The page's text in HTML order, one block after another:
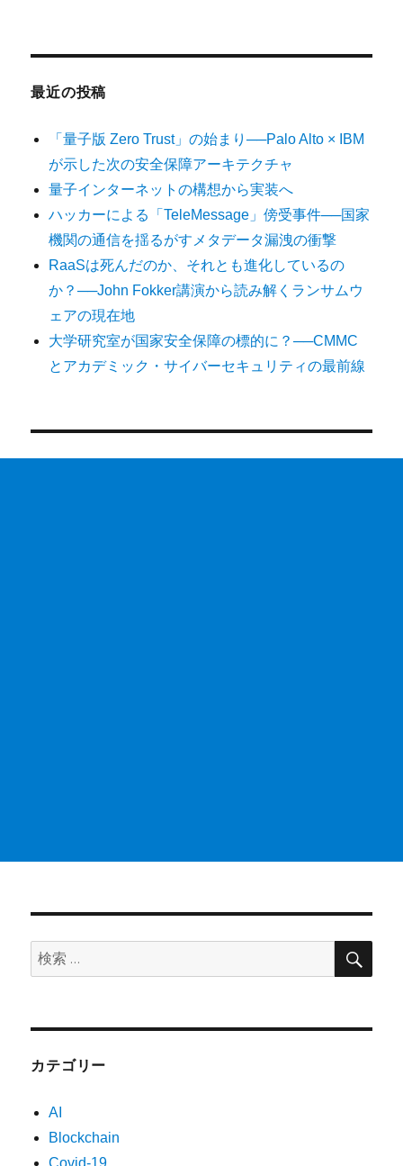
最近の投稿
「量子版 Zero Trust」の始まり──Palo Alto × IBM
が示した次の安全保障アーキテクチャ
量子インターネットの構想から実装へ
ハッカーによる「TeleMessage」傍受事件──国家
機関の通信を揺るがすメタデータ漏洩の衝撃
RaaSは死んだのか、それとも進化しているの
か？──John Fokker講演から読み解くランサムウ
ェアの現在地
大学研究室が国家安全保障の標的に？──CMMC
とアカデミック・サイバーセキュリティの最前線
検
索:
検
カテゴリー
AI
Blockchain